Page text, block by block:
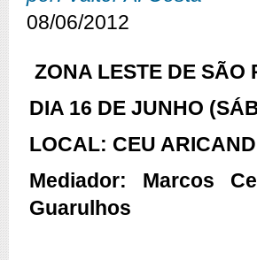
08/06/2012
ZONA LESTE DE SÃO
DIA 16 DE JUNHO
LOCAL: CEU
Mediador: Marcos
Guarulhos